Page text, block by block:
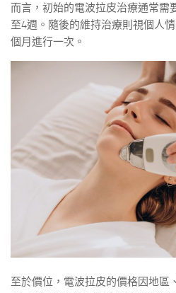
而言，初始的電波拉皮治療通常需
至4週。隨後的維持治療則視個人
個月進行一次。
至於價位，電波拉皮的價格因地區